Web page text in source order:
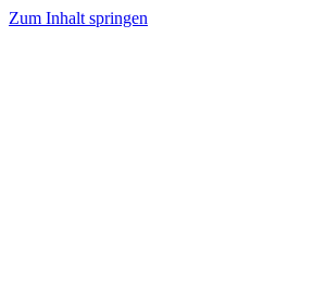
Zum Inhalt springen